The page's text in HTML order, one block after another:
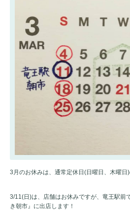
3月のお休みは、通常定休日(日曜日、木曜日)
3/11(日)は、店舗はお休みですが、竜王駅前
き朝市』に出店します！